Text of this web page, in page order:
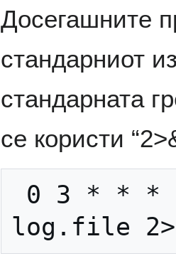
Досегашните
стандарниот
стандарната
се користи